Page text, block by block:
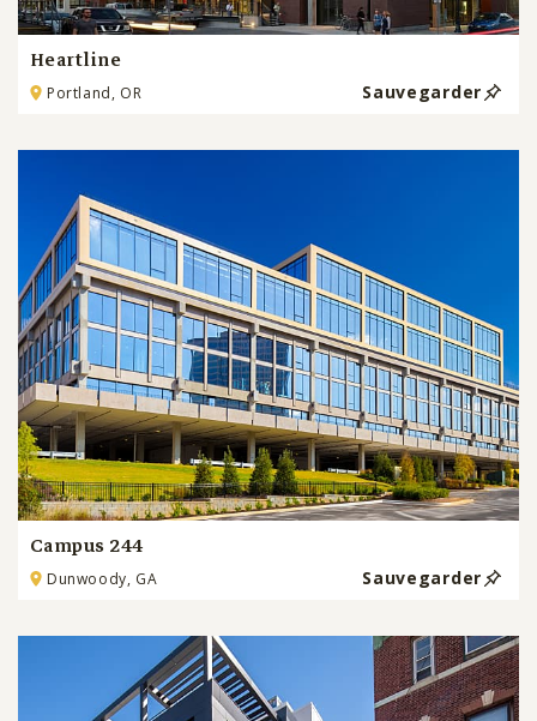
Heartline
Portland, OR Sauvegarder
Campus 244
Dunwoody, GA Sauvegarder